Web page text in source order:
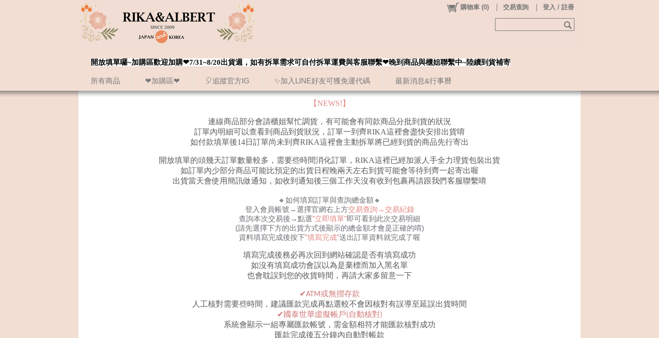
所有商品 ❤加購區❤ 🎈追蹤官方IG ✨加入LINE好友可獲免運代碼 最新消息&行事曆
購物車 (0) 交易查詢 登入 / 註冊
開放填單囉~加購區歡迎加購❤7/31~8/20出貨週，如有拆單需求可自付拆單運費與客服聯繫❤晚到商品與櫃姐聯繫中~陸續到貨補寄